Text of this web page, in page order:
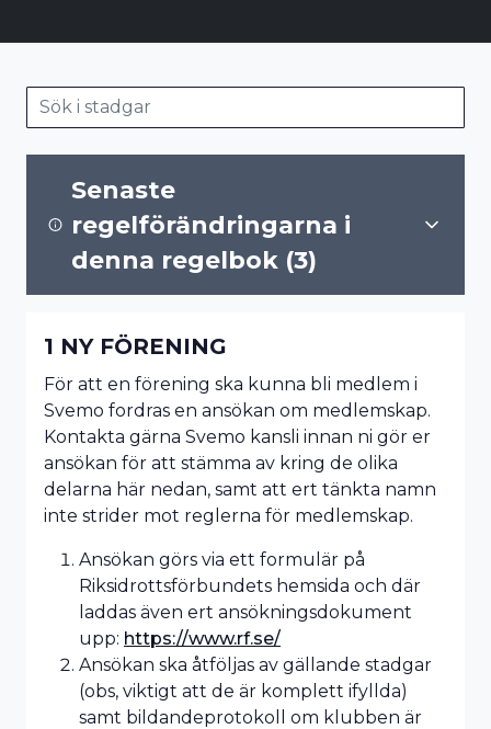
Sök i stadgar
Senaste
regelförändringarna i
denna regelbok (3)
1 NY FÖRENING
För att en förening ska kunna bli medlem i
Svemo fordras en ansökan om medlemskap.
Kontakta gärna Svemo kansli innan ni gör er
ansökan för att stämma av kring de olika
delarna här nedan, samt att ert tänkta namn
inte strider mot reglerna för medlemskap.
Ansökan görs via ett formulär på
Riksidrottsförbundets hemsida och där
laddas även ert ansökningsdokument
upp: https://www.rf.se/
Ansökan ska åtföljas av gällande stadgar
(obs, viktigt att de är komplett ifyllda)
samt bildandeprotokoll om klubben är